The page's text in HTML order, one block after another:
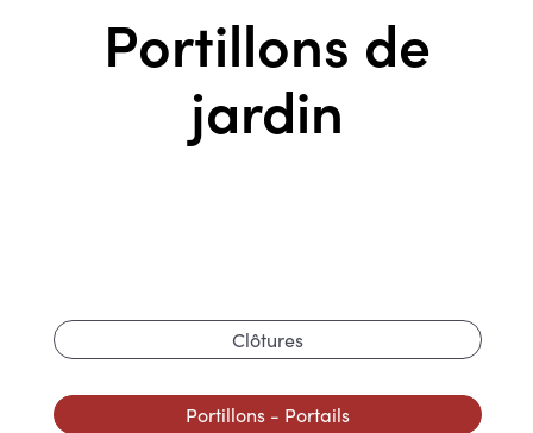
Portillons de
jardin
Clôtures
Portillons - Portails